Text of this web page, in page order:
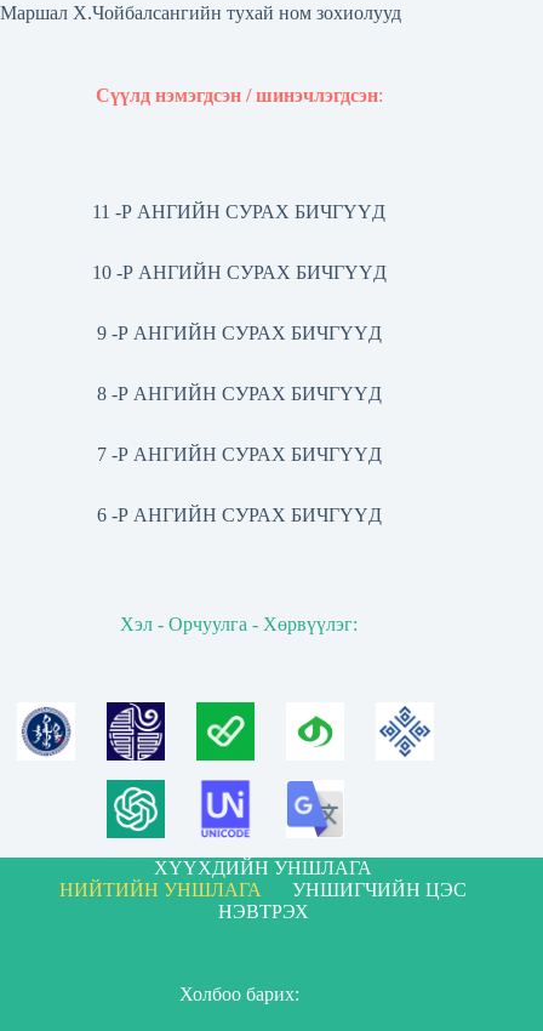
Маршал Х.Чойбалсангийн тухай ном зохиолууд
Сүүлд нэмэгдсэн / шинэчлэгдсэн:
11 -Р АНГИЙН СУРАХ БИЧГҮҮД
10 -Р АНГИЙН СУРАХ БИЧГҮҮД
9 -Р АНГИЙН СУРАХ БИЧГҮҮД
8 -Р АНГИЙН СУРАХ БИЧГҮҮД
7 -Р АНГИЙН СУРАХ БИЧГҮҮД
6 -Р АНГИЙН СУРАХ БИЧГҮҮД
Хэл - Орчуулга - Хөрвүүлэг:
ХҮҮХДИЙН УНШЛАГА
НИЙТИЙН УНШЛАГА
УНШИГЧИЙН ЦЭС
НЭВТРЭХ
Холбоо барих: